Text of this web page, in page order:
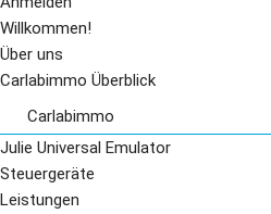
Willkommen!
Über uns
Carlabimmo Überblick
Carlabimmo
Audi
BMW
Citroen
Julie Universal Emulator
Steuergeräte
Leistungen